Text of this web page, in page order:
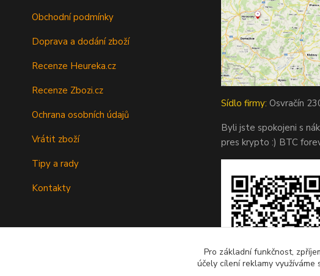
Obchodní podmínky
Doprava a dodání zboží
Recenze Heureka.cz
Recenze Zbozi.cz
Ochrana osobních údajů
Vrátit zboží
Tipy a rady
Kontakty
Sídlo firmy: Osvračín
Byli jste spokojeni s
pres krypto :) BTC
Pro základní funkčnost,
účely cílení reklamy